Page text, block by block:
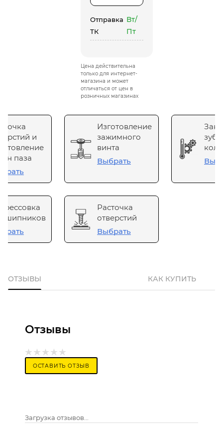
Отправка
ТК
Вт/
Пт
Цена действительна
только для интернет-
магазина и может
отличаться от цен в
розничных магазинах
и
паза
Изготовление
зажимного
винта
Выбрать
Расточка
отверстий
Выбрать
ОТЗЫВЫ КАК КУПИТЬ
Отзывы
ОСТАВИТЬ ОТЗЫВ
Загрузка отзывов...